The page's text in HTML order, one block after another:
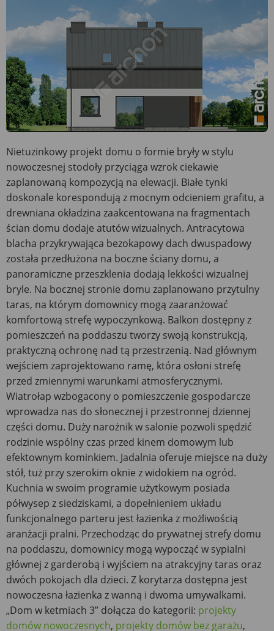
Nietuzinkowy projekt domu o formie bryły w stylu
nowoczesnej stodoły przyciąga wzrok ciekawie
zaplanowaną kompozycją na elewacji. Białe tynki
doskonale korespondują z mocnym odcieniem grafitu, a
drewniana okładzina zaakcentowana na fragmentach
ścian domu dodaje atutów wizualnych. Antracytowa
blacha przykrywająca bezokapowy dach dwuspadowy
została przedłużona na boczne ściany domu, a
panoramiczne przeszklenia dodają lekkości wizualnej
bryle. Na bocznej stronie domu zaplanowano przytulny
taras, na którym domownicy mogą zaaranżować
komfortową strefę wypoczynkową. Balkon dostępny z
pomieszczeń na poddaszu tworzy swoją konstrukcją,
praktyczną ochronę nad tą przestrzenią. Nad głównym
wejściem zaprojektowano ramę, która osłoni strefę
przed zmiennymi warunkami atmosferycznymi.
Wiatrołap wzbogacony o pomieszczenie gospodarcze
wprowadza nas do słonecznej i przestronnej dziennej
części domu. Duży narożnik w salonie pozwoli spędzić
rodzinie wspólny czas przed kinem domowym lub
efektownym kominkiem. Jadalnia oferuje miejsce na duży
stół, tuż przy szerokim oknie z widokiem na ogród.
Kuchnia w swoim programie użytkowym posiada
półwysep z siedziskami, a dopełnieniem układu
funkcjonalnego parteru jest łazienka z możliwością
aranżacji pralni. Przechodząc do prywatnej strefy domu
na poddaszu, domownicy mogą wypocząć w sypialni
głównej z garderobą i wyjściem na atrakcyjny taras oraz
dwóch pokojach dla dzieci. Z korytarza dostępna jest
nowoczesna łazienka z wanną i dwoma umywalkami.
„Dom w ketmiach 3” dołącza do kategorii: projekty
domów nowoczesnych, projekty domów bez garażu,